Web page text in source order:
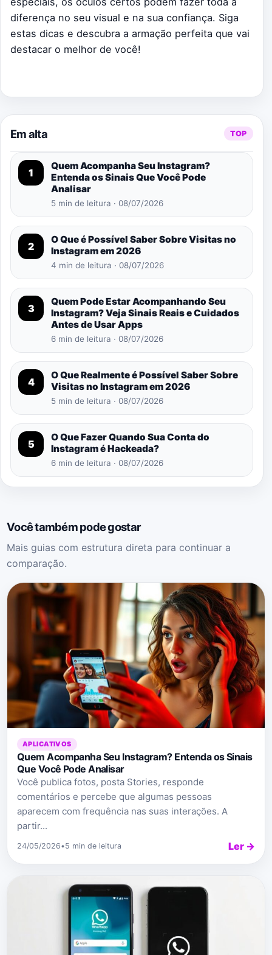
diferença no seu visual e na sua confiança. Siga
estas dicas e descubra a armação perfeita que vai
destacar o melhor de você!
Em alta TOP
1
Quem Acompanha Seu Instagram?
Entenda os Sinais Que Você Pode
Analisar
5 min de leitura · 08/07/2026
2
O Que é Possível Saber Sobre Visitas no
Instagram em 2026
4 min de leitura · 08/07/2026
3
Quem Pode Estar Acompanhando Seu
Instagram? Veja Sinais Reais e Cuidados
Antes de Usar Apps
6 min de leitura · 08/07/2026
4
O Que Realmente é Possível Saber Sobre
Visitas no Instagram em 2026
5 min de leitura · 08/07/2026
5
O Que Fazer Quando Sua Conta do
Instagram é Hackeada?
6 min de leitura · 08/07/2026
Você também pode gostar
Mais guias com estrutura direta para continuar a
comparação.
APLICATIVOS
Quem Acompanha Seu Instagram? Entenda os Sinais
Que Você Pode Analisar
Você publica fotos, posta Stories, responde
comentários e percebe que algumas pessoas
aparecem com frequência nas suas interações. A
partir...
24/05/2026•5 min de leitura Ler →